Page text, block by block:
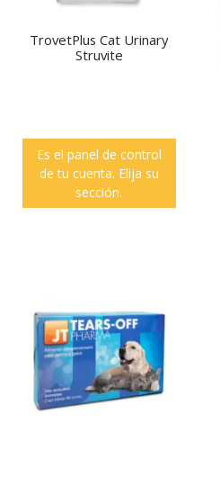
TrovetPlus Cat Urinary
Struvite
Es el panel de control
de tu cuenta. Elija su
sección.